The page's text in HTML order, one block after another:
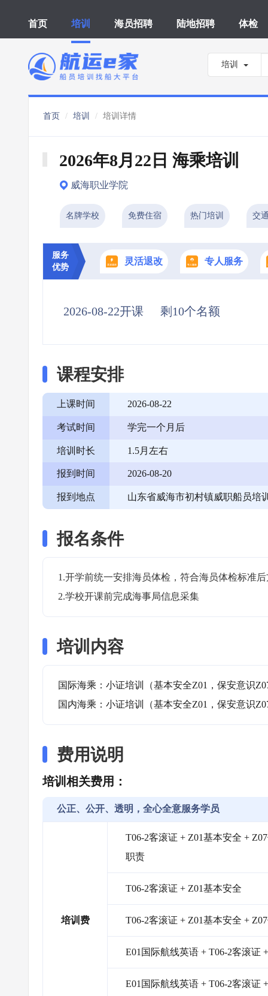
首页 培训 海员招聘 陆地招聘 体检
培训
首页 培训 培训详情
2026年8月22日 海乘培训
威海职业学院
名牌学校 免费住宿 热门培训 交
服务
优势
灵活退改 专人服务
2026-08-22开课 剩10个名额
课程安排
上课时间 2026-08-22
考试时间 学完一个月后
培训时长 1.5月左右
报到时间 2026-08-20
报到地点 山东省威海市初村镇威职船员培
报名条件
1.开学前统一安排海员体检，符合海员体检标准
2.学校开课前完成海事局信息采集
培训内容
国际海乘：小证培训（基本安全Z01，保安意识
国内海乘：小证培训（基本安全Z01，保安意识
费用说明
培训相关费用：
公正、公开、透明，全心全意服务学员
培训费
T06-2客滚证 + Z01基本安全 +
职责
T06-2客滚证 + Z01基本安全
T06-2客滚证 + Z01基本安全 +
E01国际航线英语 + T06-2客滚证
E01国际航线英语 + T06-2客滚证